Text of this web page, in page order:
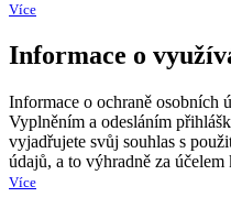
Více
Informace o
Informace o ochraně osobních
Vyplněním a odesláním
vyjadřujete svůj souhlas s
údajů, a to výhradně za
Více